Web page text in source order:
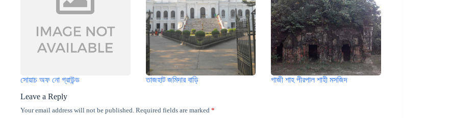
সোয়াচ অফ নো গ্রাউন্ড তাজহাট জমিদার বাড়ি
গাজী শাহ পীরপাল শাহী মসজিদ
Leave a Reply
Your email address will not be published. Required fields are marked *